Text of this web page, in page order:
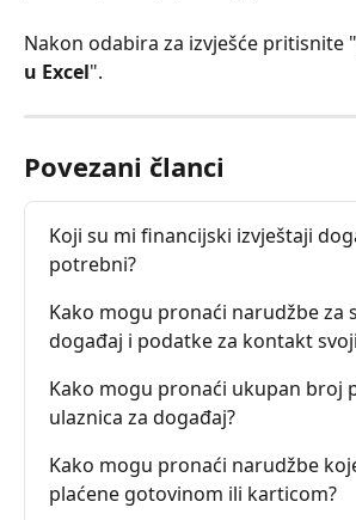
Nakon odabira za izvješće pritisnite "
u Excel".
Povezani članci
Koji su mi financijski izvještaji
potrebni?
Kako mogu pronaći narudžbe za
događaj i podatke za kontakt
Kako mogu pronaći ukupan broj
ulaznica za događaj?
Kako mogu pronaći narudžbe
plaćene gotovinom ili karticom?